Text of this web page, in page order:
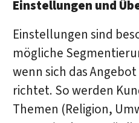
Einstellungen und
Einstellungen sind
mögliche
wenn sich das
richtet. So werden
Themen (Religion,